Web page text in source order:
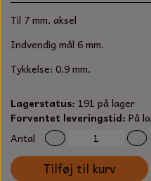
OLIE TIL
Til 7 mm. aksel
Indvendig mål 6 mm.
Tykkelse: 0,9 mm.
Lagerstatus: 191 på lager
Forventet leveringstid: På
Antal
Tilføj til kurv